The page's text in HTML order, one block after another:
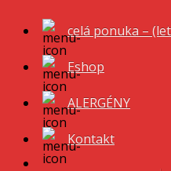
Eshop
ALERGÉNY
Kontakt